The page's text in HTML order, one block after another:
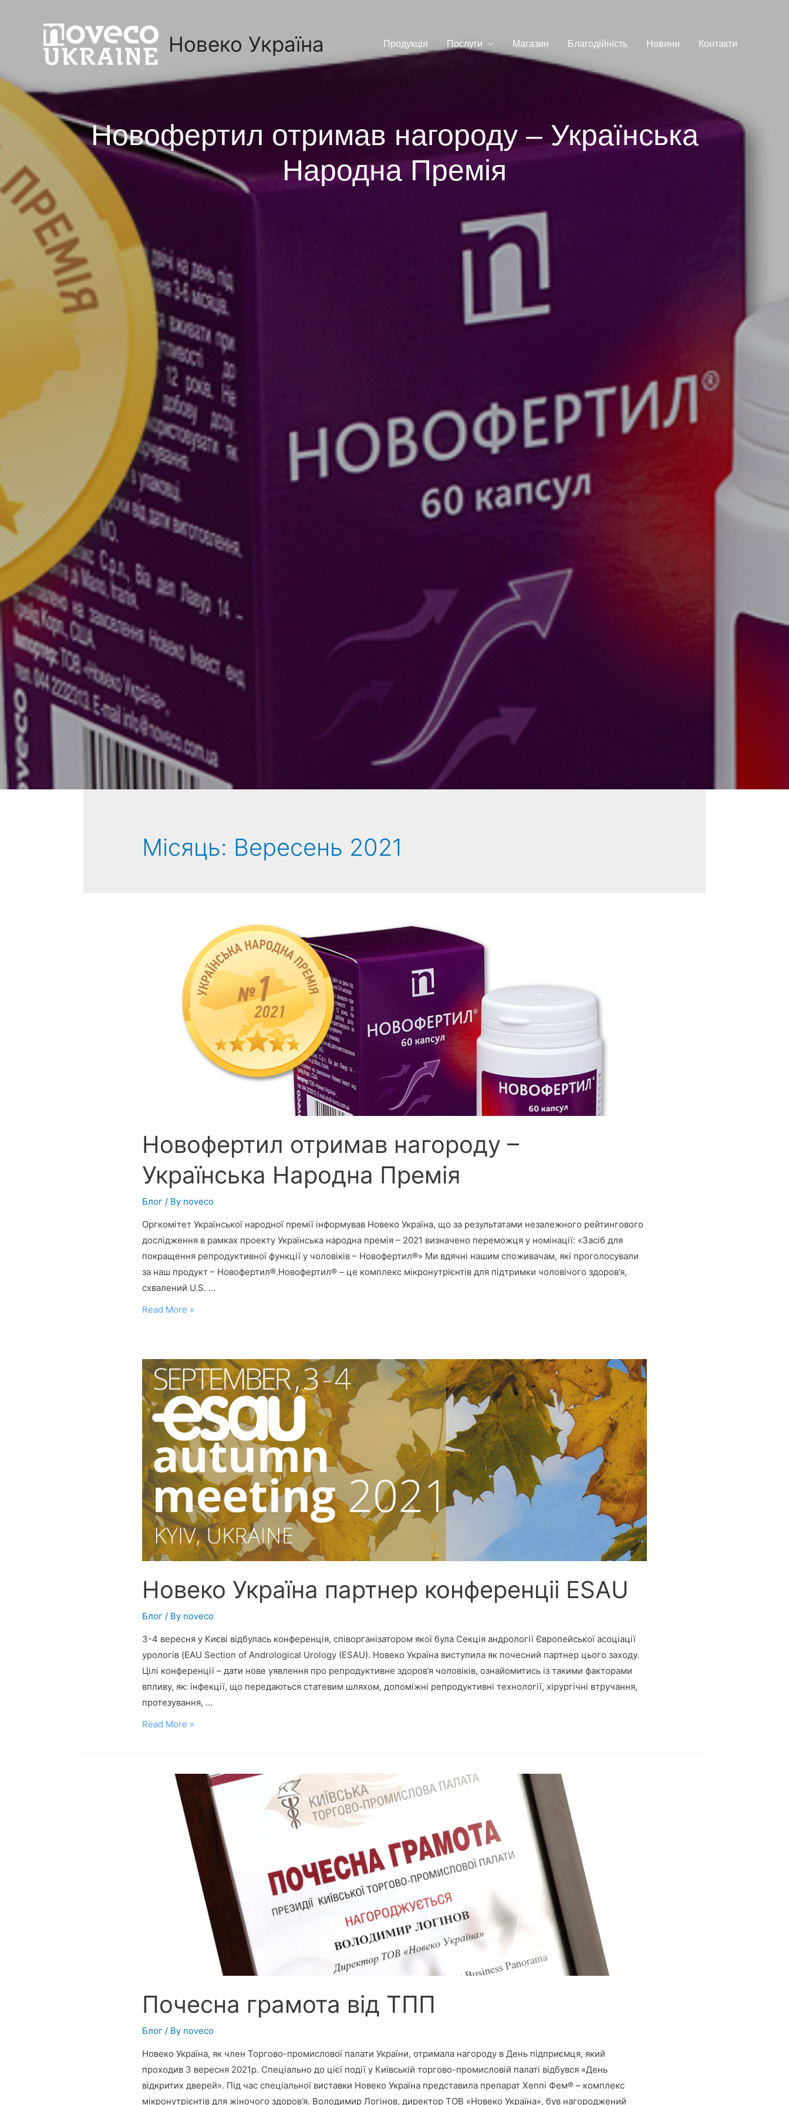
Новеко Україна Продукцiя Послуги Магазин Благодійність Новини Контакти
Новофертил отримав нагороду – Українська
Народна Премія
Місяць: Вересень 2021
Новофертил отримав нагороду –
Українська Народна Премія
Блог / By noveco
Оргкомітет Української народної премії інформував Новеко Україна, що за результатами незалежного рейтингового
дослідження в рамках проекту Українська народна премія – 2021 визначено переможця у номінації: «Засіб для
покращення репродуктивної функції у чоловіків – Новофертил®» Ми вдячні нашим споживачам, які проголосували
за наш продукт – Новофертил®.Новофертил® – це комплекс мікронутрієнтів для підтримки чоловічого здоров’я,
схвалений U.S. …
Новофертил
–
Українська
Народна
Премія
Read More »
Новеко Україна партнер конференціі ESAU
Блог / By noveco
3-4 вересня у Києві відбулась конференція, співорганізатором якої була Секція андрології Європейської асоціації
урологів (EAU Section of Andrological Urology (ESAU). Новеко Україна виступила як почесний партнер цього заходу.
Цілі конференції – дати нове уявлення про репродуктивне здоров’я чоловіків, ознайомитись із такими факторами
впливу, як: інфекції, що передаються статевим шляхом, допоміжні репродуктивні технології, хірургічні втручання,
протезування, …
Новеко
конференціі
Read More »
Почесна грамота від ТПП
Блог / By noveco
Новеко Україна, як член Торгово-промислової палати України, отримала нагороду в День підприємця, який
проходив 3 вересня 2021р. Спеціально до цієї події у Київській торгово-промисловій палаті відбувся «День
відкритих дверей». Під час спеціальної виставки Новеко Україна представила препарат Хеппі Фем® – комплекс
мікронутрієнтів для жіночого здоров’я. Володимир Логінов, директор ТОВ «Новеко Україна», був нагороджений